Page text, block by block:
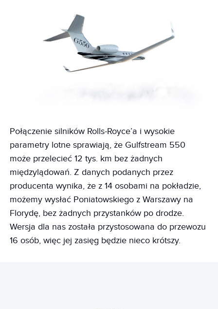
Połączenie silników Rolls-Royce’a i wysokie
parametry lotne sprawiają, że Gulfstream 550
może przelecieć 12 tys. km bez żadnych
międzylądowań. Z danych podanych przez
producenta wynika, że z 14 osobami na pokładzie,
możemy wysłać Poniatowskiego z Warszawy na
Florydę, bez żadnych przystanków po drodze.
Wersja dla nas została przystosowana do przewozu
16 osób, więc jej zasięg będzie nieco krótszy.